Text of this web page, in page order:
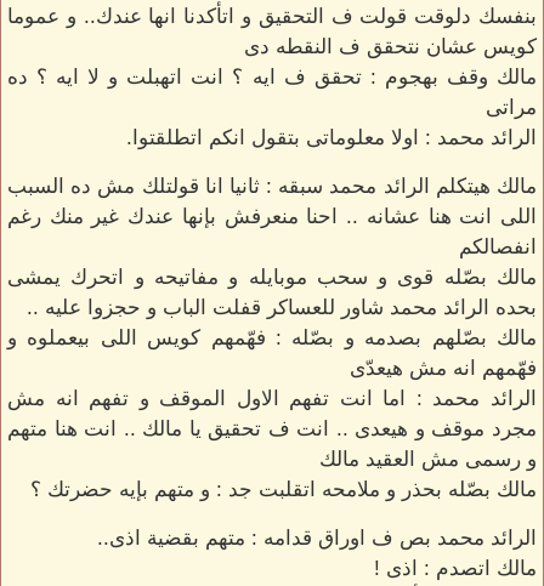
بنفسك دلوقت قولت ف التحقيق و اتأكدنا انها عندك.. و عموما
كويس عشان نتحقق ف النقطه دى
مالك وقف بهجوم : تحقق ف ايه ؟ انت اتهبلت و لا ايه ؟ ده
مراتى
الرائد محمد : اولا معلوماتى بتقول انكم اتطلقتوا.
مالك هيتكلم الرائد محمد سبقه : ثانيا انا قولتلك مش ده السبب
اللى انت هنا عشانه .. احنا منعرفش بإنها عندك غير منك رغم
انفصالكم
مالك بصّله قوى و سحب موبايله و مفاتيحه و اتحرك يمشى
بحده الرائد محمد شاور للعساكر قفلت الباب و حجزوا عليه ..
مالك بصّلهم بصدمه و بصّله : فهّمهم كويس اللى بيعملوه و
فهّمهم انه مش هيعدّى
الرائد محمد : اما انت تفهم الاول الموقف و تفهم انه مش
مجرد موقف و هيعدى .. انت ف تحقيق يا مالك .. انت هنا متهم
و رسمى مش العقيد مالك
مالك بصّله بحذر و ملامحه اتقلبت جد : و متهم بإيه حضرتك ؟
الرائد محمد بص ف اوراق قدامه : متهم بقضية اذى..
مالك اتصدم : اذى !